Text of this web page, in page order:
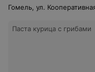
Гомель, ул.
Паста курица с грибами